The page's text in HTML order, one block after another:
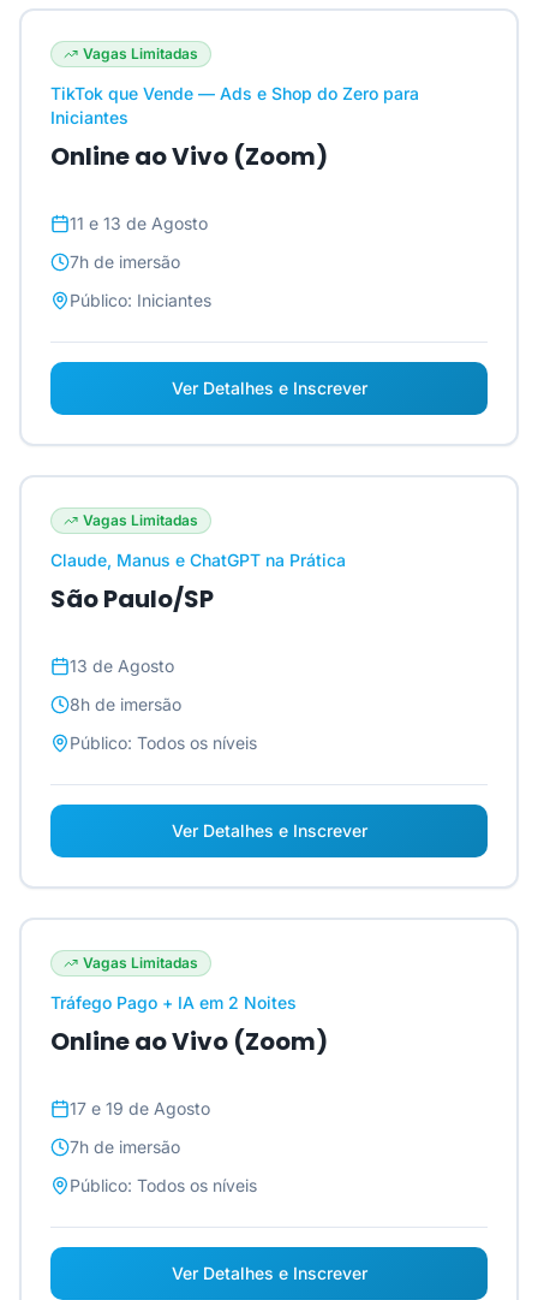
Vagas Limitadas
TikTok que Vende — Ads e Shop do Zero para
Iniciantes
Online ao Vivo (Zoom)
11 e 13 de Agosto
7h de imersão
Público: Iniciantes
Ver Detalhes e Inscrever
Vagas Limitadas
Claude, Manus e ChatGPT na Prática
São Paulo/SP
13 de Agosto
8h de imersão
Público: Todos os níveis
Ver Detalhes e Inscrever
Vagas Limitadas
Tráfego Pago + IA em 2 Noites
Online ao Vivo (Zoom)
17 e 19 de Agosto
7h de imersão
Público: Todos os níveis
Ver Detalhes e Inscrever